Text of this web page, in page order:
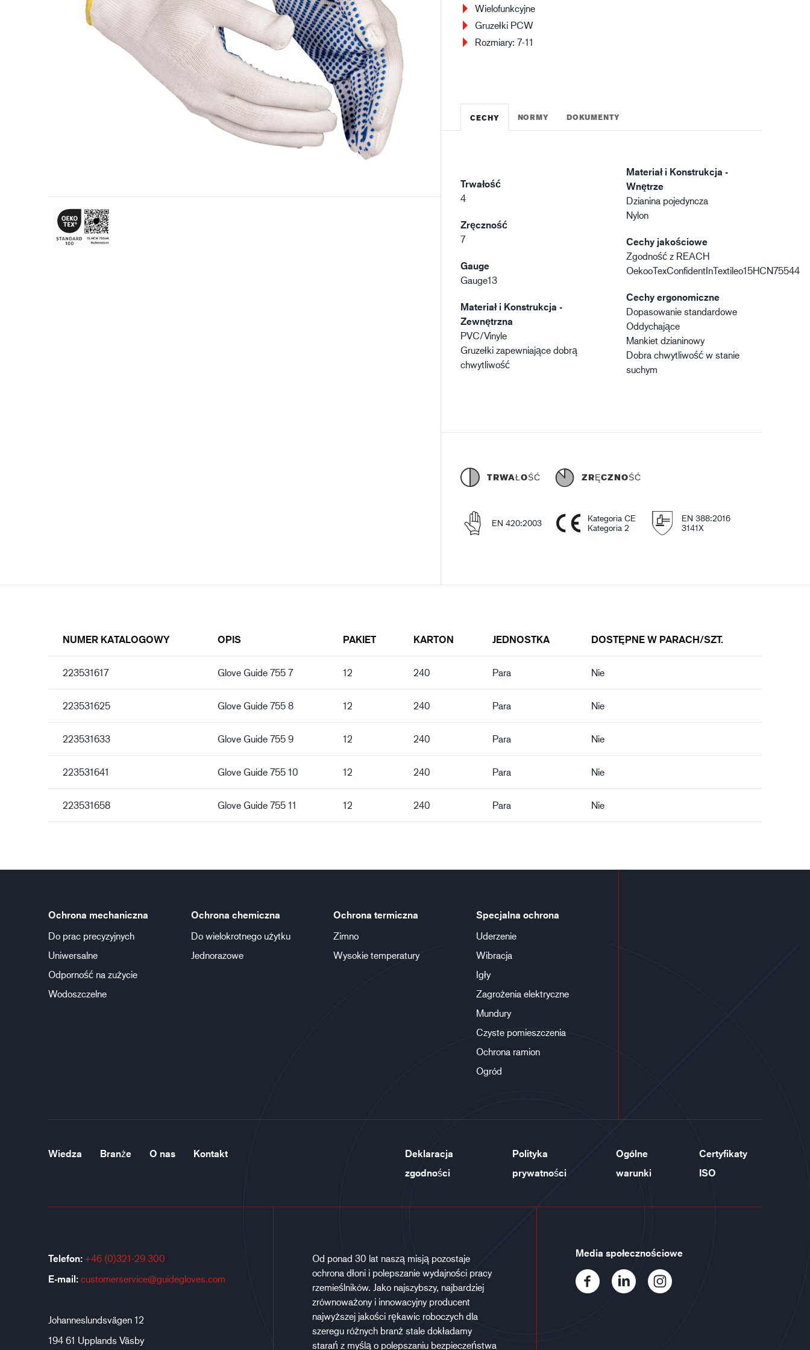
Przemysł naftowo-gazowy Budownictwo Logistyka
Wielofunkcyjne
Gruzełki PCW
Rozmiary: 7-11
CECHY NORMY DOKUMENTY
Trwałość
4
Zręczność
7
Gauge
Gauge13
Materiał i Konstrukcja -
Zewnętrzna
PVC/Vinyle
Gruzełki zapewniające dobrą
chwytliwość
Materiał i Konstrukcja -
Wnętrze
Dzianina pojedyncza
Nylon
Cechy jakościowe
Zgodność z REACH
OekooTexConfidentInTextileo15HCN75544
Cechy ergonomiczne
Dopasowanie standardowe
Oddychające
Mankiet dzianinowy
Dobra chwytliwość w stanie
suchym
TRWAŁOŚĆ ZRĘCZNOŚĆ
EN 420:2003
Kategoria CE
Kategoria 2
EN 388:2016
3141X
NUMER KATALOGOWY OPIS PAKIET KARTON JEDNOSTKA DOSTĘPNE W PARACH/SZT.
223531617 Glove Guide 755 7 12 240 Para Nie
223531625 Glove Guide 755 8 12 240 Para Nie
223531633 Glove Guide 755 9 12 240 Para Nie
223531641 Glove Guide 755 10 12 240 Para Nie
223531658 Glove Guide 755 11 12 240 Para Nie
Ochrona mechaniczna
Do prac precyzyjnych
Uniwersalne
Odporność na zużycie
Wodoszczelne
Ochrona chemiczna
Do wielokrotnego użytku
Jednorazowe
Ochrona termiczna
Zimno
Wysokie temperatury
Specjalna ochrona
Uderzenie
Wibracja
Igły
Zagrożenia elektryczne
Mundury
Czyste pomieszczenia
Ochrona ramion
Ogród
Wiedza Branże O nas Kontakt
Deklaracja
zgodności
Polityka
prywatności
Ogólne
warunki
Certyfikaty
ISO
Telefon: +46 (0)321-29 300
E-mail: customerservice@guidegloves.com
Johanneslundsvägen 12
194 61 Upplands Väsby
Od ponad 30 lat naszą misją pozostaje
ochrona dłoni i polepszanie wydajności pracy
rzemieślników. Jako najszybszy, najbardziej
zrównoważony i innowacyjny producent
najwyższej jakości rękawic roboczych dla
szeregu różnych branż stale dokładamy
starań z myślą o polepszaniu bezpieczeństwa
Media społecznościowe